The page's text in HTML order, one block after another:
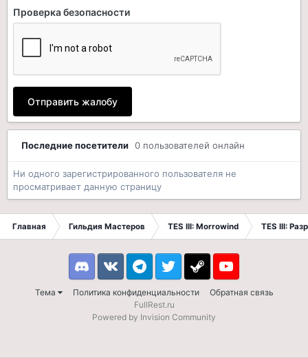
Проверка безопасности
Отправить жалобу
Последние посетители 0 пользователей онлайн
Ни одного зарегистрированного пользователя не
просматривает данную страницу
Главная Гильдия Мастеров TES III: Morrowind TES III:
Тема Политика конфиденциальности Обратная связь
DiscordVK TelegramTwitter Steam Youtube
FullRest.ru
Powered by Invision Community